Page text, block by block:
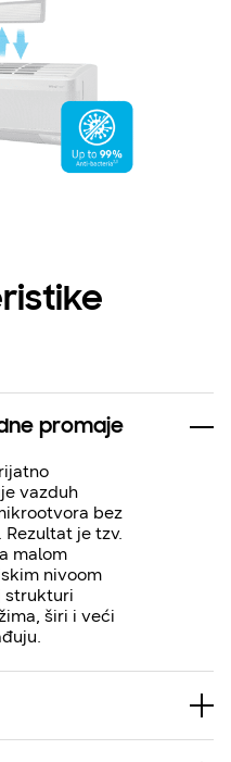
promaje
vazduh
bez
je tzv.
malom
nivoom
strukturi
širi i veći